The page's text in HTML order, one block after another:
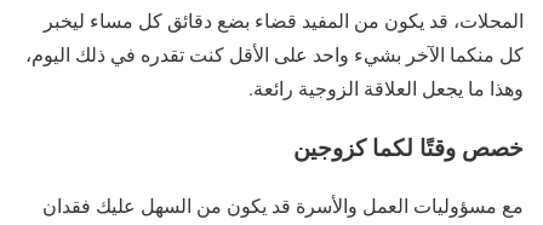
المحلات، قد يكون من المفيد قضاء بضع دقائق كل مساء ليخبر
كل منكما الآخر بشيء واحد على الأقل كنت تقدره في ذلك اليوم،
وهذا ما يجعل العلاقة الزوجية رائعة.
خصص وقتًا لكما كزوجين
مع مسؤوليات العمل والأسرة قد يكون من السهل عليك فقدان